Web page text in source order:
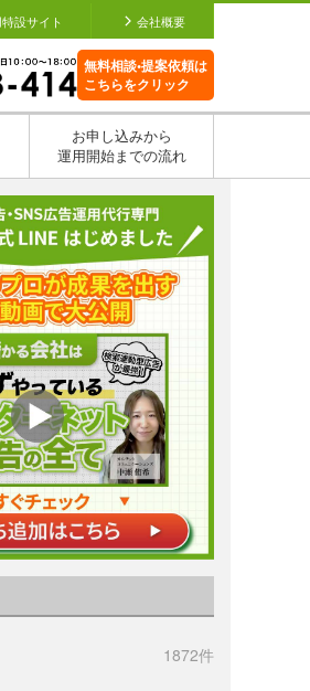
設サイト 会社概要
無料相談•提案依頼は
こちらをクリック
お申し込みから
運用開始までの流れ
1872件